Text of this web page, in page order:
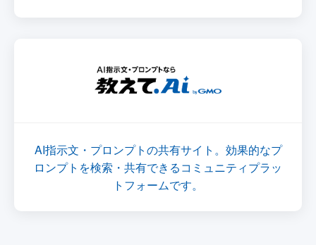
AI指示文・プロンプトの共有サイト。効果的なプ
ロンプトを検索・共有できるコミュニティプラッ
トフォームです。